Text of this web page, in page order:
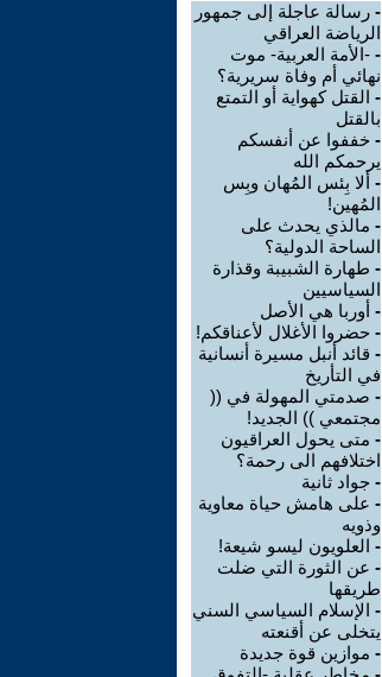
- رسالة عاجلة إلى جمهور
الرياضة العراقي
- -الأمة العربية- موت
نهائي أم وفاة سريرية؟
- القتل كهواية أو التمتع
بالقتل
- خففوا عن أنفسكم
يرحمكم الله
- ألا بِئس المُهان وبِس
المُهين!
- مالذي يحدث على
الساحة الدولية؟
- طهارة الشبيبة وقذارة
السياسيين
- أوربا هي الأصل
- حضروا الأغلال لأعناقكم!
- قائد أنبل مسيرة أنسانية
في التأريخ
- صدمتي المهولة في ((
مجتمعي )) الجديد!
- متى يحول العراقيون
اختلافهم الى رحمة؟
- جواد ثانية
- على هامش حياة معاوية
وذويه
- العلويون ليسو شيعة!
- عن الثورة التي ضلت
طريقها
- الإسلام السياسي السني
يتخلى عن أقنعته
- موازين قوة جديدة